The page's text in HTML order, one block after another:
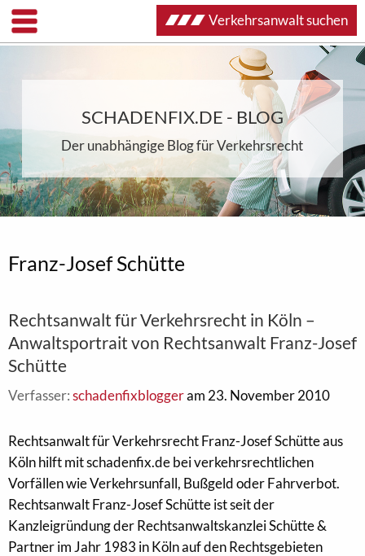
SCHADENFIX.DE - BLOG
Der unabhängige Blog für Verkehrsrecht
Franz-Josef Schütte
Rechtsanwalt für Verkehrsrecht in Köln –
Anwaltsportrait von Rechtsanwalt Franz-Josef
Schütte
Verfasser:schadenfixbloggeram 23. November 2010
Rechtsanwalt für Verkehrsrecht Franz-Josef Schütte aus
Köln hilft mit schadenfix.de bei verkehrsrechtlichen
Vorfällen wie Verkehrsunfall, Bußgeld oder Fahrverbot.
Rechtsanwalt Franz-Josef Schütte ist seit der
Kanzleigründung der Rechtsanwaltskanzlei Schütte &
Partner im Jahr 1983 in Köln auf den Rechtsgebieten
Verkehrsanwalt suchen